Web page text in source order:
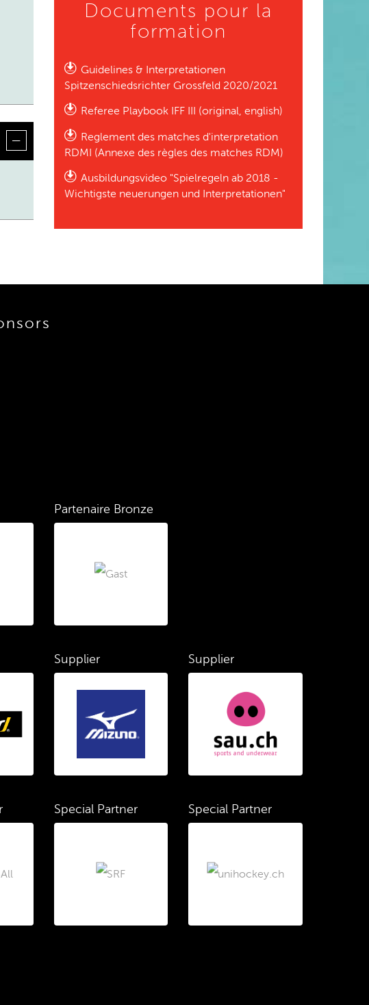
Documents pour la
formation
Guidelines & Interpretationen
Spitzenschiedsrichter Grossfeld 2020/2021
Referee Playbook IFF III (original, english)
Reglement des matches d'interpretation
RDMI (Annexe des règles des matches RDM)
Ausbildungsvideo "Spielregeln ab 2018 -
Wichtigste neuerungen und Interpretationen"
Partenaire Bronze
Supplier Supplier
Special Partner Special Partner